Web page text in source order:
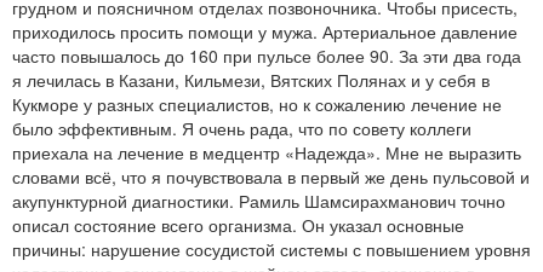
грудном и поясничном отделах позвоночника. Чтобы присесть,
приходилось просить помощи у мужа. Артериальное давление
часто повышалось до 160 при пульсе более 90. За эти два года
я лечилась в Казани, Кильмези, Вятских Полянах и у себя в
Кукморе у разных специалистов, но к сожалению лечение не
было эффективным. Я очень рада, что по совету коллеги
приехала на лечение в медцентр «Надежда». Мне не выразить
словами всё, что я почувствовала в первый же день пульсовой и
акупунктурной диагностики. Рамиль Шамсирахманович точно
описал состояние всего организма. Он указал основные
причины: нарушение сосудистой системы с повышением уровня